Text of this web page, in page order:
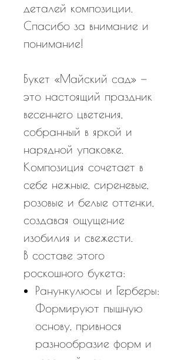
деталей композиции.
Спасибо за внимание и
понимание!
Букет «Майский сад» —
это настоящий праздник
весеннего цветения,
собранный в яркой и
нарядной упаковке.
Композиция сочетает в
себе нежные, сиреневые,
розовые и белые оттенки,
создавая ощущение
изобилия и свежести.
В составе этого
роскошного букета:
Ранункулюсы и Герберы:
Формируют пышную
основу, привнося
разнообразие форм и